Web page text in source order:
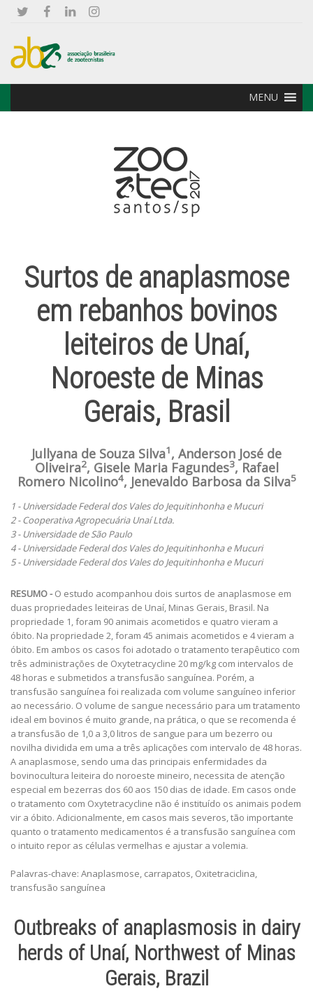
MENU
Surtos de anaplasmose
em rebanhos bovinos
leiteiros de Unaí,
Noroeste de Minas
Gerais, Brasil
Jullyana de Souza Silva1, Anderson José de
Oliveira2, Gisele Maria Fagundes3, Rafael
Romero Nicolino4, Jenevaldo Barbosa da Silva5
1 - Universidade Federal dos Vales do Jequitinhonha e Mucuri
2 - Cooperativa Agropecuária Unaí Ltda.
3 - Universidade de São Paulo
4 - Universidade Federal dos Vales do Jequitinhonha e Mucuri
5 - Universidade Federal dos Vales do Jequitinhonha e Mucuri
RESUMO -O estudo acompanhou dois surtos de anaplasmose em
duas propriedades leiteiras de Unaí, Minas Gerais, Brasil. Na
propriedade 1, foram 90 animais acometidos e quatro vieram a
óbito. Na propriedade 2, foram 45 animais acometidos e 4 vieram a
óbito. Em ambos os casos foi adotado o tratamento terapêutico com
três administrações de Oxytetracycline 20 mg/kg com intervalos de
48 horas e submetidos a transfusão sanguínea. Porém, a
transfusão sanguínea foi realizada com volume sanguíneo inferior
ao necessário. O volume de sangue necessário para um tratamento
ideal em bovinos é muito grande, na prática, o que se recomenda é
a transfusão de 1,0 a 3,0 litros de sangue para um bezerro ou
novilha dividida em uma a três aplicações com intervalo de 48 horas.
A anaplasmose, sendo uma das principais enfermidades da
bovinocultura leiteira do noroeste mineiro, necessita de atenção
especial em bezerras dos 60 aos 150 dias de idade. Em casos onde
o tratamento com Oxytetracycline não é instituído os animais podem
vir a óbito. Adicionalmente, em casos mais severos, tão importante
quanto o tratamento medicamentos é a transfusão sanguínea com
o intuito repor as células vermelhas e ajustar a volemia.
Palavras-chave: Anaplasmose, carrapatos, Oxitetraciclina,
transfusão sanguínea
Outbreaks of anaplasmosis in dairy
herds of Unaí, Northwest of Minas
Gerais, Brazil